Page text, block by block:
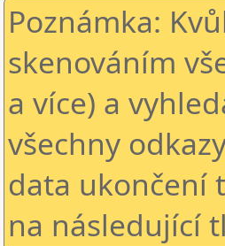
Poznámka:
skenováním
a více) a
všechny
data ukončení
na následující